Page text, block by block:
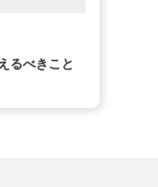
るべきこと